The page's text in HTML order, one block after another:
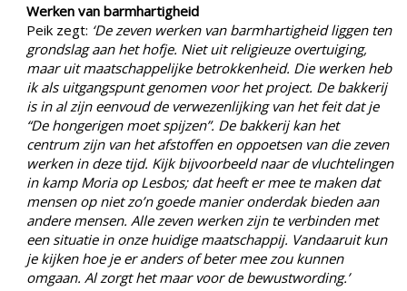
Werken van barmhartigheid
Peik zegt: ‘De zeven werken van barmhartigheid liggen ten
grondslag aan het hofje. Niet uit religieuze overtuiging,
maar uit maatschappelijke betrokkenheid. Die werken heb
ik als uitgangspunt genomen voor het project. De bakkerij
is in al zijn eenvoud de verwezenlijking van het feit dat je
“De hongerigen moet spijzen”. De bakkerij kan het
centrum zijn van het afstoffen en oppoetsen van die zeven
werken in deze tijd. Kijk bijvoorbeeld naar de vluchtelingen
in kamp Moria op Lesbos; dat heeft er mee te maken dat
mensen op niet zo’n goede manier onderdak bieden aan
andere mensen. Alle zeven werken zijn te verbinden met
een situatie in onze huidige maatschappij. Vandaaruit kun
je kijken hoe je er anders of beter mee zou kunnen
omgaan. Al zorgt het maar voor de bewustwording.’